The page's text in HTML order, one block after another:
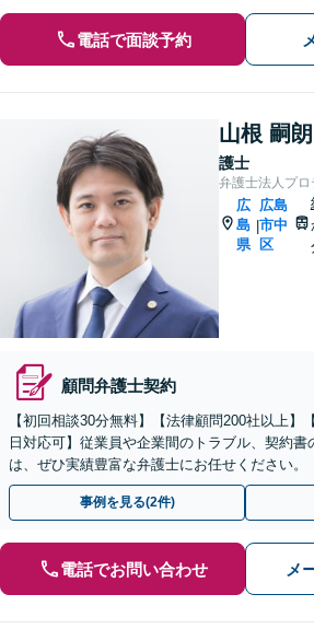
電話で面談予約
山根 嗣朗
護士
弁護士法人プ
広
島
県
|
広島
市中
区
顧問弁護士契約
【初回相談30分無料】【法律顧問200社以上】
日対応可】従業員や企業間のトラブル、契約
は、ぜひ実績豊富な弁護士にお任せください。
子契約に対応】
事例を見る(2件)
電話でお問い合わせ メ